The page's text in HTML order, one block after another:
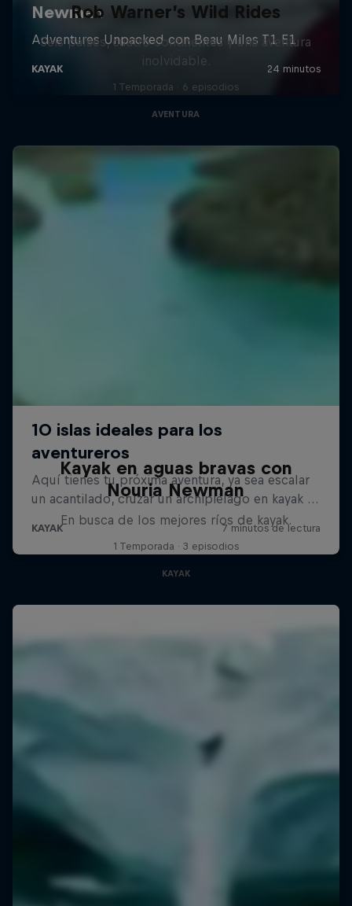
Rob Warner’s Wild Rides
Seis países, cuatro continentes y una aventura
inolvidable.
1 Temporada · 6 episodios
AVENTURA
Kayak en aguas bravas con
Nouria Newman
En busca de los mejores ríos de kayak.
1 Temporada · 3 episodios
KAYAK